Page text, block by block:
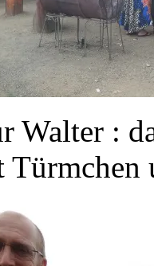
Walter :
Türmchen